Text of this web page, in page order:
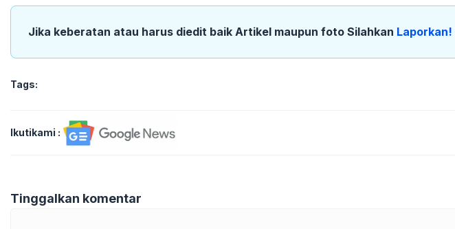
Jika keberatan atau harus diedit baik Artikel maupun foto Silahkan Laporkan!
Tags:
Ikutikami :
Tinggalkan komentar